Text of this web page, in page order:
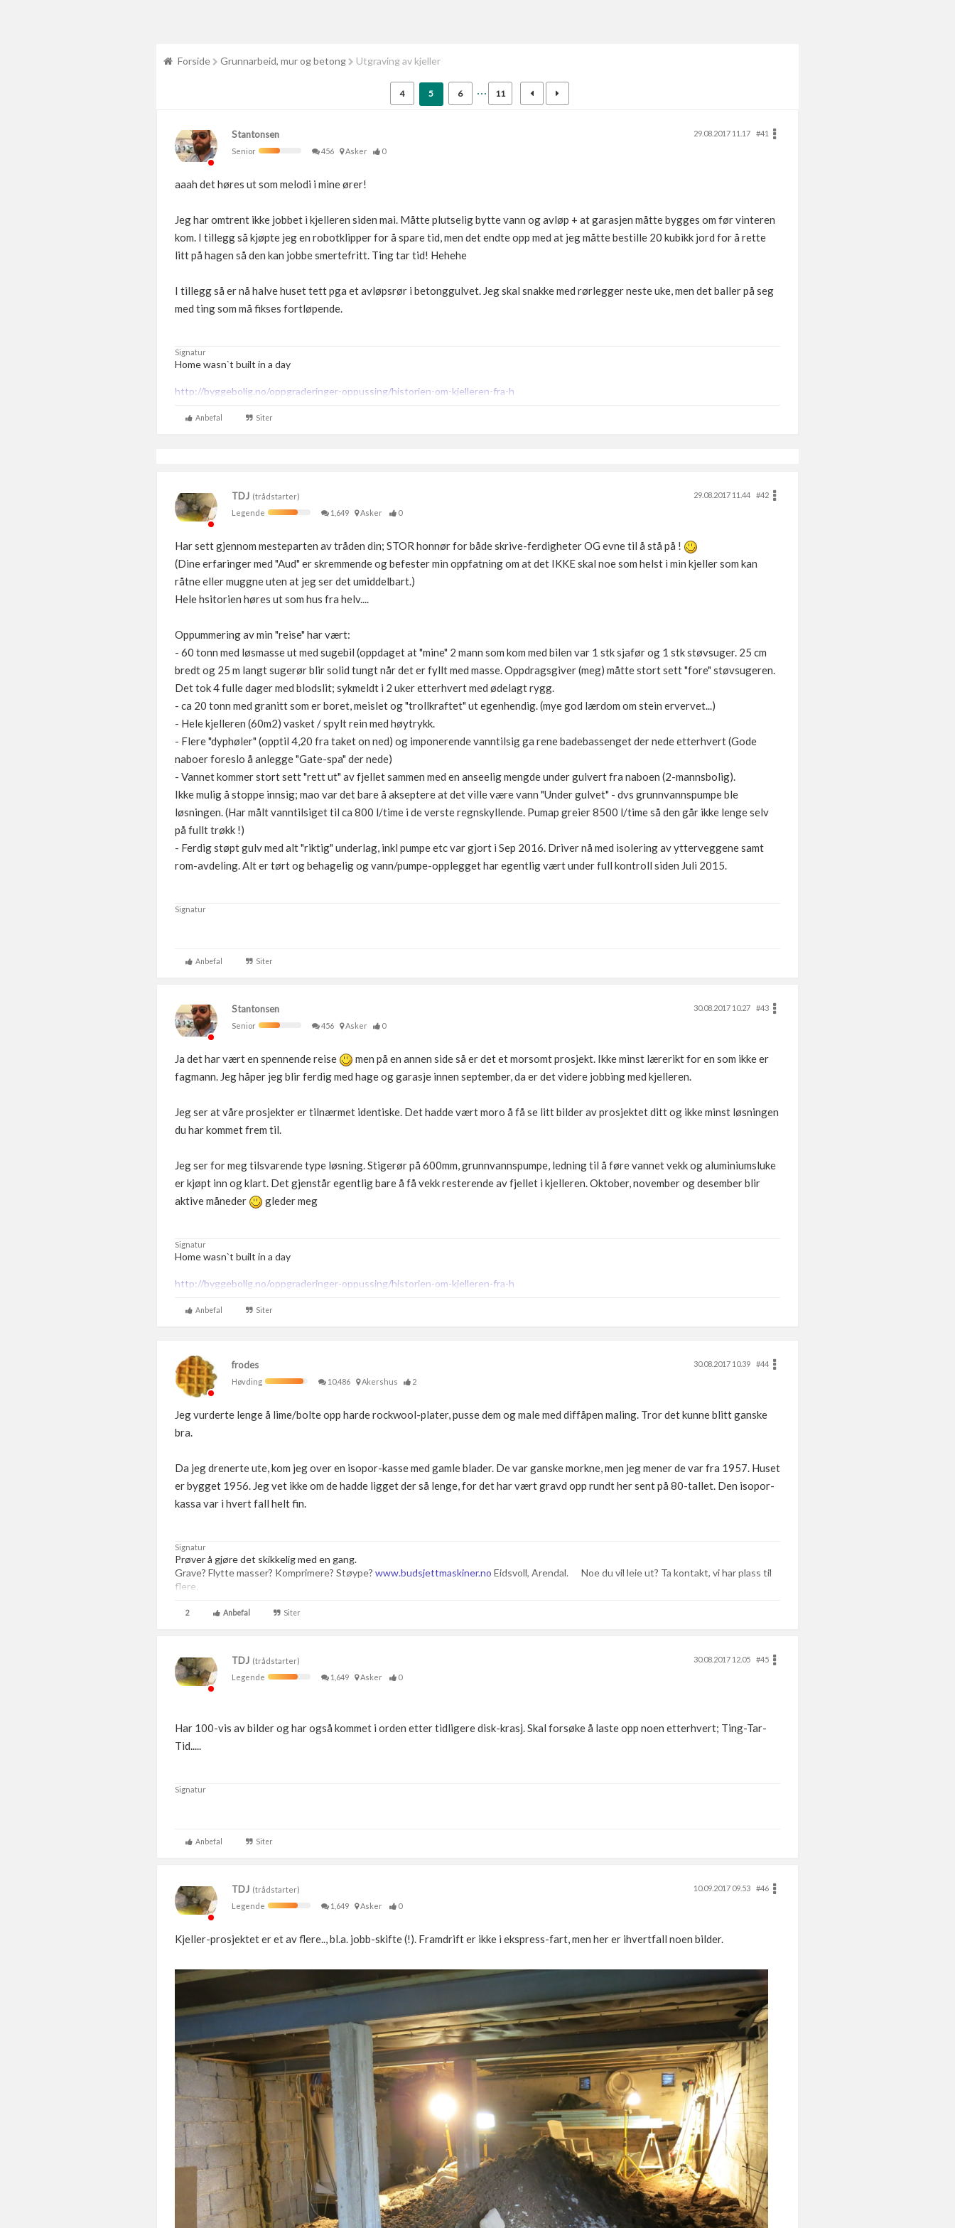
Forside Grunnarbeid, mur og betong Utgraving av kjeller
4 5 6 11
Stantonsen 29.08.2017 11.17
#41
Senior
456 Asker 0
aaah det høres ut som melodi i mine ører!
Jeg har omtrent ikke jobbet i kjelleren siden mai. Måtte plutselig bytte vann og avløp + at garasjen måtte bygges om før vinteren
kom. I tillegg så kjøpte jeg en robotklipper for å spare tid, men det endte opp med at jeg måtte bestille 20 kubikk jord for å rette
litt på hagen så den kan jobbe smertefritt. Ting tar tid! Hehehe
I tillegg så er nå halve huset tett pga et avløpsrør i betonggulvet. Jeg skal snakke med rørlegger neste uke, men det baller på seg
med ting som må fikses fortløpende.
Signatur
Home wasn`t built in a day
http://byggebolig.no/oppgraderinger-oppussing/historien-om-kjelleren-fra-h
Anbefal Siter
TDJ (trådstarter) 29.08.2017 11.44
#42
Legende
1,649 Asker 0
Har sett gjennom mesteparten av tråden din; STOR honnør for både skrive-ferdigheter OG evne til å stå på !
(Dine erfaringer med "Aud" er skremmende og befester min oppfatning om at det IKKE skal noe som helst i min kjeller som kan
råtne eller muggne uten at jeg ser det umiddelbart.)
Hele hsitorien høres ut som hus fra helv....
Oppummering av min "reise" har vært:
- 60 tonn med løsmasse ut med sugebil (oppdaget at "mine" 2 mann som kom med bilen var 1 stk sjafør og 1 stk støvsuger. 25 cm
bredt og 25 m langt sugerør blir solid tungt når det er fyllt med masse. Oppdragsgiver (meg) måtte stort sett "fore" støvsugeren.
Det tok 4 fulle dager med blodslit; sykmeldt i 2 uker etterhvert med ødelagt rygg.
- ca 20 tonn med granitt som er boret, meislet og "trollkraftet" ut egenhendig. (mye god lærdom om stein ervervet...)
- Hele kjelleren (60m2) vasket / spylt rein med høytrykk.
- Flere "dyphøler" (opptil 4,20 fra taket on ned) og imponerende vanntilsig ga rene badebassenget der nede etterhvert (Gode
naboer foreslo å anlegge "Gate-spa" der nede)
- Vannet kommer stort sett "rett ut" av fjellet sammen med en anseelig mengde under gulvert fra naboen (2-mannsbolig).
Ikke mulig å stoppe innsig; mao var det bare å akseptere at det ville være vann "Under gulvet" - dvs grunnvannspumpe ble
løsningen. (Har målt vanntilsiget til ca 800 l/time i de verste regnskyllende. Pumap greier 8500 l/time så den går ikke lenge selv
på fullt trøkk !)
- Ferdig støpt gulv med alt "riktig" underlag, inkl pumpe etc var gjort i Sep 2016. Driver nå med isolering av ytterveggene samt
rom-avdeling. Alt er tørt og behagelig og vann/pumpe-opplegget har egentlig vært under full kontroll siden Juli 2015.
Signatur
Anbefal Siter
Stantonsen 30.08.2017 10.27
#43
Senior
456 Asker 0
Ja det har vært en spennende reise
men på en annen side så er det et morsomt prosjekt. Ikke minst lærerikt for en som ikke er
fagmann. Jeg håper jeg blir ferdig med hage og garasje innen september, da er det videre jobbing med kjelleren.
Jeg ser at våre prosjekter er tilnærmet identiske. Det hadde vært moro å få se litt bilder av prosjektet ditt og ikke minst løsningen
du har kommet frem til.
Jeg ser for meg tilsvarende type løsning. Stigerør på 600mm, grunnvannspumpe, ledning til å føre vannet vekk og aluminiumsluke
er kjøpt inn og klart. Det gjenstår egentlig bare å få vekk resterende av fjellet i kjelleren. Oktober, november og desember blir
aktive måneder
gleder meg
Signatur
Home wasn`t built in a day
http://byggebolig.no/oppgraderinger-oppussing/historien-om-kjelleren-fra-h
Anbefal Siter
frodes 30.08.2017 10.39
#44
Høvding
10,486 Akershus 2
Jeg vurderte lenge å lime/bolte opp harde rockwool-plater, pusse dem og male med diffåpen maling. Tror det kunne blitt ganske
bra.
Da jeg drenerte ute, kom jeg over en isopor-kasse med gamle blader. De var ganske morkne, men jeg mener de var fra 1957. Huset
er bygget 1956. Jeg vet ikke om de hadde ligget der så lenge, for det har vært gravd opp rundt her sent på 80-tallet. Den isopor-
kassa var i hvert fall helt fin.
Signatur
Prøver å gjøre det skikkelig med en gang.
Grave? Flytte masser? Komprimere? Støype? www.budsjettmaskiner.no Eidsvoll, Arendal. Noe du vil leie ut? Ta kontakt, vi har plass til
flere.
2 Anbefal Siter
TDJ (trådstarter) 30.08.2017 12.05
#45
Legende
1,649 Asker 0
Har 100-vis av bilder og har også kommet i orden etter tidligere disk-krasj. Skal forsøke å laste opp noen etterhvert; Ting-Tar-
Tid.....
Signatur
Anbefal Siter
TDJ (trådstarter) 10.09.2017 09.53
#46
Legende
1,649 Asker 0
Kjeller-prosjektet er et av flere.., bl.a. jobb-skifte (!). Framdrift er ikke i ekspress-fart, men her er ihvertfall noen bilder.